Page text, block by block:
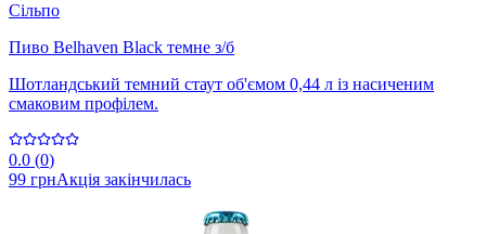
Сільпо
Пиво Belhaven Black темне з/б
Шотландський темний стаут об'ємом 0,44 л із насиченим
смаковим профілем.
0.0 (0)
99 грнАкція закінчилась